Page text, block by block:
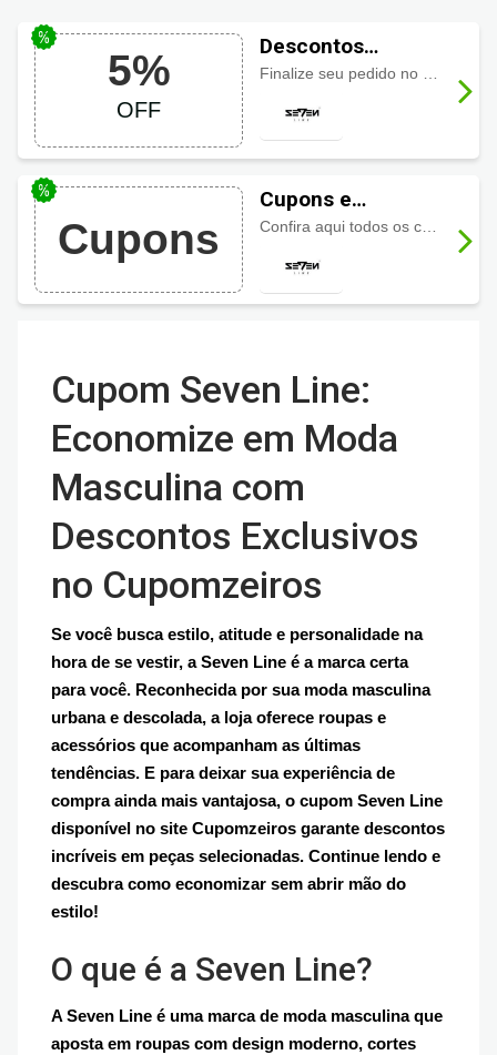
5%
OFF
Descontos
Seven Line com
Cupons
Cupons e
Promoções
Cupom Seven Line:
Economize em Moda
Masculina com
Descontos Exclusivos
no Cupomzeiros
Se você busca estilo, atitude e personalidade na
hora de se vestir, a Seven Line é a marca certa
para você. Reconhecida por sua moda masculina
urbana e descolada, a loja oferece roupas e
acessórios que acompanham as últimas
tendências. E para deixar sua experiência de
compra ainda mais vantajosa, o cupom Seven Line
disponível no site Cupomzeiros garante descontos
incríveis em peças selecionadas. Continue lendo e
descubra como economizar sem abrir mão do
estilo!
O que é a Seven Line?
A Seven Line é uma marca de moda masculina que
aposta em roupas com design moderno, cortes